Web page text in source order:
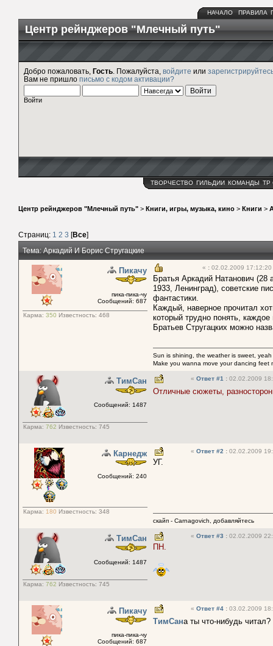
НАЧАЛО ПРАВИЛА
Центр рейнджеров "Млечный путь"
Добро пожаловать, Гость . Пожалуйста, войдите или
Вам не пришло письмо с кодом активации?
Войти
ТВОРЧЕСТВО ГИЛЬДИИ КОМАНДЫ ТР
Центр рейнджеров "Млечный путь" > Книги, игры, музыка, кино > Книги >
Страниц: 1 2 3 [Все]
Тема: Аркадий И Борис Стругацкие
Пикачу
пика-пика-чу
Сообщений: 687
Карма: 350 Известность: 468
« : 02.02.2009 17:12:20
Братья Аркадий Натанович
1933, Ленинград), советские
фантастики.
Каждый, наверное прочитал
который трудно понять,
Братьев Стругацких можно
Sun is shining, the weather is sweet, yeah
Make you wanna move your dancing feet
ТимСан
Сообщений: 1487
Карма: 762 Известность: 745
« Ответ #1 : 02.02.2009
Отличные сюжеты,
Карнедж
Сообщений: 240
Карма: 180 Известность: 348
« Ответ #2 : 02.02.2009
УГ.
скайп - Carnagovich, добавляйтесь
ТимСан
Сообщений: 1487
Карма: 762 Известность: 745
« Ответ #3 : 02.02.2009
ПН.
Пикачу
пика-пика-чу
Сообщений: 687
« Ответ #4 : 03.02.2009
ТимСана ты что-нибудь читал?